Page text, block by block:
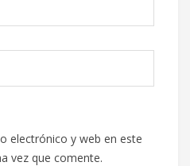
electrónico y web en este
vez que comente.